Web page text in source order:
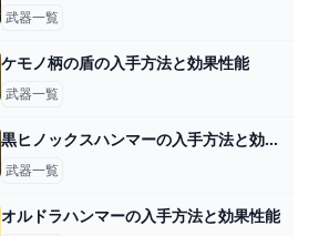
武器一覧
ケモノ柄の盾の入手方法と効果性能
武器一覧
黒ヒノックスハンマーの入手方法と効果性能
武器一覧
オルドラハンマーの入手方法と効果性能